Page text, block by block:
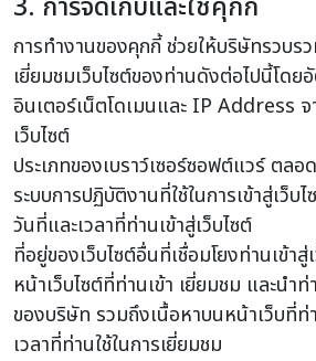
การทำงานของคุกกี้ ช่วยให้บริษัทรวบร
เยี่ยมชมเว็บไซต์ของท่านดังต่อไปนี้โดย
อินเตอร์เน็ตโดเมนและ IP Address
เว็บไซต์
ประเภทของเบราว์เซอร์ซอฟต์แวร์ ตลอ
ระบบการปฏิบัติงานที่ใช้ในการเข้าสู่เว็บไ
วันที่และเวลาที่ท่านเข้าสู่เว็บไซต์
ที่อยู่ของเว็บไซต์อื่นที่เชื่อมโยงท่านเข้า
หน้าเว็บไซต์ที่ท่านเข้า เยี่ยมชม และนำ
ของบริษัท รวมถึงเนื้อหาบนหน้าเว็บที่ท่
เวลาที่ท่านใช้ในการเยี่ยมชม